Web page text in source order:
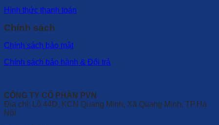
Hình thức thanh toán
Chính sách
Chính sách bảo mật
Chính sách bảo hành & Đổi trả
CÔNG TY CỔ PHẦN PVN
Địa chỉ: Lô 44D, KCN Quang Minh, Xã Quang Minh, TP.Hà
Nội